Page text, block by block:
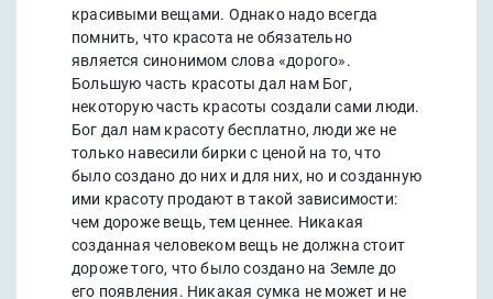
красивыми вещами. Однако надо всегда
помнить, что красота не обязательно
является синонимом слова «дорого».
Большую часть красоты дал нам Бог,
некоторую часть красоты создали сами люди.
Бог дал нам красоту бесплатно, люди же не
только навесили бирки с ценой на то, что
было создано до них и для них, но и созданную
ими красоту продают в такой зависимости:
чем дороже вещь, тем ценнее. Никакая
созданная человеком вещь не должна стоит
дороже того, что было создано на Земле до
его появления. Никакая сумка не может и не